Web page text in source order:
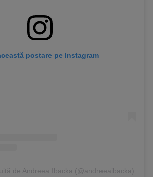
postare pe Instagram
de Andreea Ibacka (@andreeaibacka)